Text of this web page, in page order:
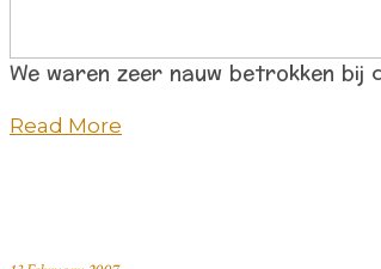
We waren zeer nauw betrokken
Read More